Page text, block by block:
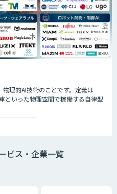
物理的AI技術のことです。定義は
といった物理空間で稼働する自律型
ビス・企業一覧